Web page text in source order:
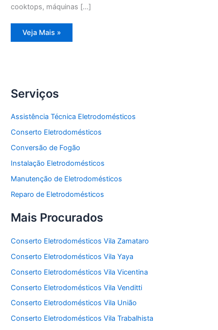
cooktops, máquinas […]
Assistência
Técnica
Veja Mais »
Serviços
Assistência Técnica Eletrodomésticos
Conserto Eletrodomésticos
Conversão de Fogão
Instalação Eletrodomésticos
Manutenção de Eletrodomésticos
Reparo de Eletrodomésticos
Mais Procurados
Conserto Eletrodomésticos Vila Zamataro
Conserto Eletrodomésticos Vila Yaya
Conserto Eletrodomésticos Vila Vicentina
Conserto Eletrodomésticos Vila Venditti
Conserto Eletrodomésticos Vila União
Conserto Eletrodomésticos Vila Trabalhista